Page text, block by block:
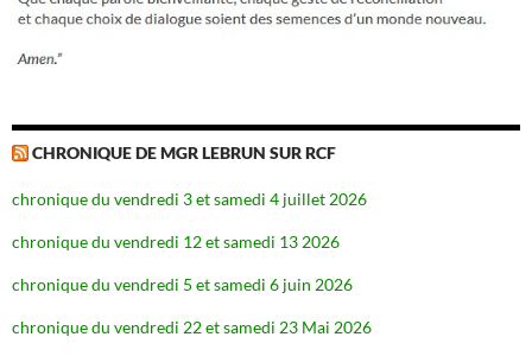
CHRONIQUE DE MGR LEBRUN SUR RCF
chronique du vendredi 3 et samedi 4 juillet 2026
chronique du vendredi 12 et samedi 13 2026
chronique du vendredi 5 et samedi 6 juin 2026
chronique du vendredi 22 et samedi 23 Mai 2026